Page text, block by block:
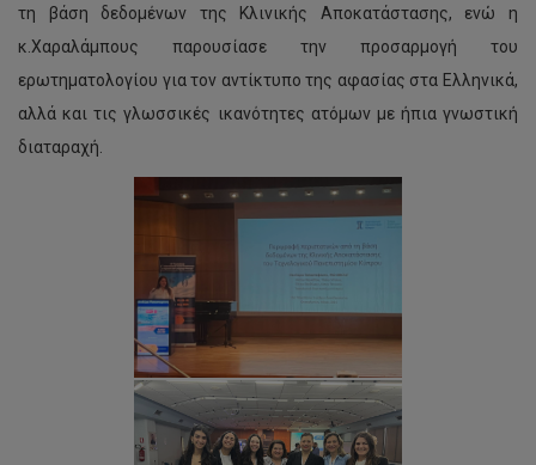
τη βάση δεδομένων της Κλινικής Αποκατάστασης, ενώ η
κ.Χαραλάμπους παρουσίασε την προσαρμογή του
ερωτηματολογίου για τον αντίκτυπο της αφασίας στα Ελληνικά,
αλλά και τις γλωσσικές ικανότητες ατόμων με ήπια γνωστική
διαταραχή.